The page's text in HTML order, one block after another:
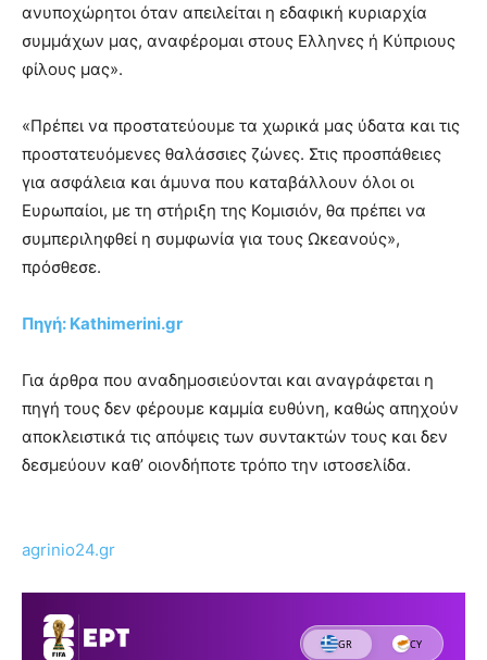
ανυποχώρητοι όταν απειλείται η εδαφική κυριαρχία
συμμάχων μας, αναφέρομαι στους Ελληνες ή Κύπριους
φίλους μας».
«Πρέπει να προστατεύουμε τα χωρικά μας ύδατα και τις
προστατευόμενες θαλάσσιες ζώνες. Στις προσπάθειες
για ασφάλεια και άμυνα που καταβάλλουν όλοι οι
Ευρωπαίοι, με τη στήριξη της Κομισιόν, θα πρέπει να
συμπεριληφθεί η συμφωνία για τους Ωκεανούς»,
πρόσθεσε.
Πηγή: Kathimerini.gr
Για άρθρα που αναδημοσιεύονται και αναγράφεται η
πηγή τους δεν φέρουμε καμμία ευθύνη, καθώς απηχούν
αποκλειστικά τις απόψεις των συντακτών τους και δεν
δεσμεύουν καθ’ οιονδήποτε τρόπο την ιστοσελίδα.
agrinio24.gr